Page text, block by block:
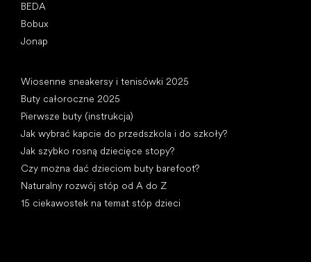
BEDA
Bobux
Jonap
Wiosenne sneakersy i tenisówki 2025
Buty całoroczne 2025
Pierwsze buty (instrukcja)
Jak wybrać kapcie do przedszkola i do szkoły?
Jak szybko rosną dziecięce stopy?
Czy można dać dzieciom buty barefoot?
Naturalny rozwój stóp od A do Z
15 ciekawostek na temat stóp dzieci